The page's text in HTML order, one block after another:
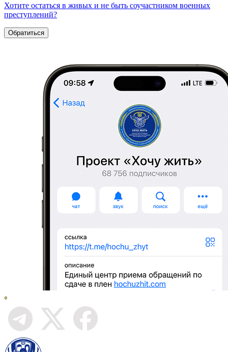
Хотите остаться в живых и не быть соучастником военных
преступлений?
Обратиться